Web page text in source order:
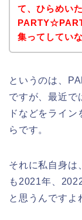
て、ひらめい
集ってしてい
というのは、
ですが、最近で
ドなどをライ
らです。
それに私自身
も2021年、
と思うんですよ